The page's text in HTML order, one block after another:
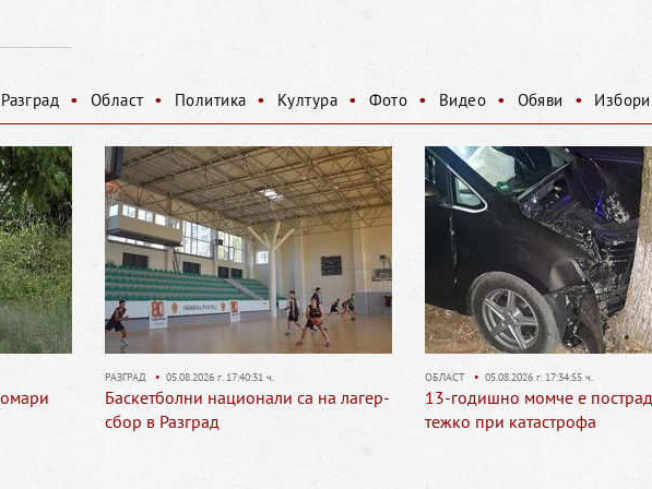
Разград • Област • Политика • Култура • Фото • Видео • Обяви • Избори
05.08.2026 г. 17:40:31 ч.
Баскетболни национали са на лагер-
сбор в Разград
05.08.2026 г. 17:34:55 ч.
13-годишно момче е пострадало
тежко при катастрофа